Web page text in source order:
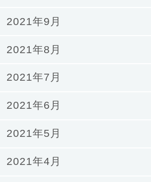
2021年9月
2021年8月
2021年7月
2021年6月
2021年5月
2021年4月